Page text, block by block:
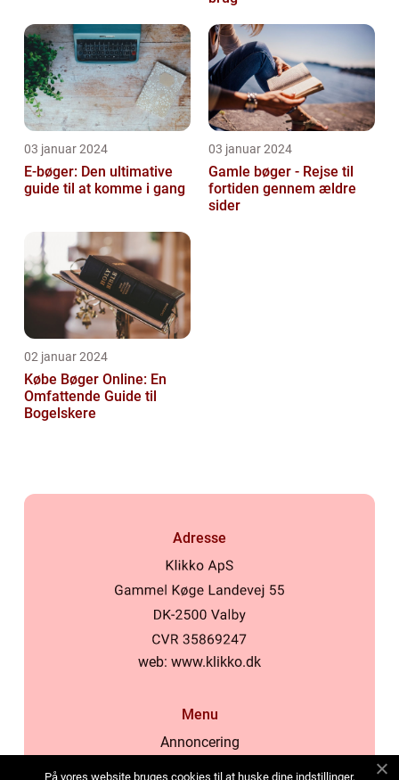
03 januar 2024
E-bøger: Den ultimative
guide til at komme i gang
03 januar 2024
Gamle bøger - Rejse til
fortiden gennem ældre
sider
02 januar 2024
Købe Bøger Online: En
Omfattende Guide til
Bogelskere
Adresse
web: www.klikko.dk
Menu
Annoncering
På vores website bruges cookies til at huske dine indstillinger,